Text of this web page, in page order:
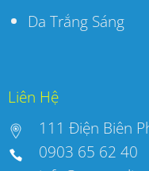
Da Trắng Sáng
Liên Hệ
111 Điện Biên
0903 65 62 40